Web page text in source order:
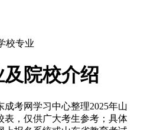
校专业
院校介绍
考网学习中心整理2025年山
表，仅供广大考生参考；具体